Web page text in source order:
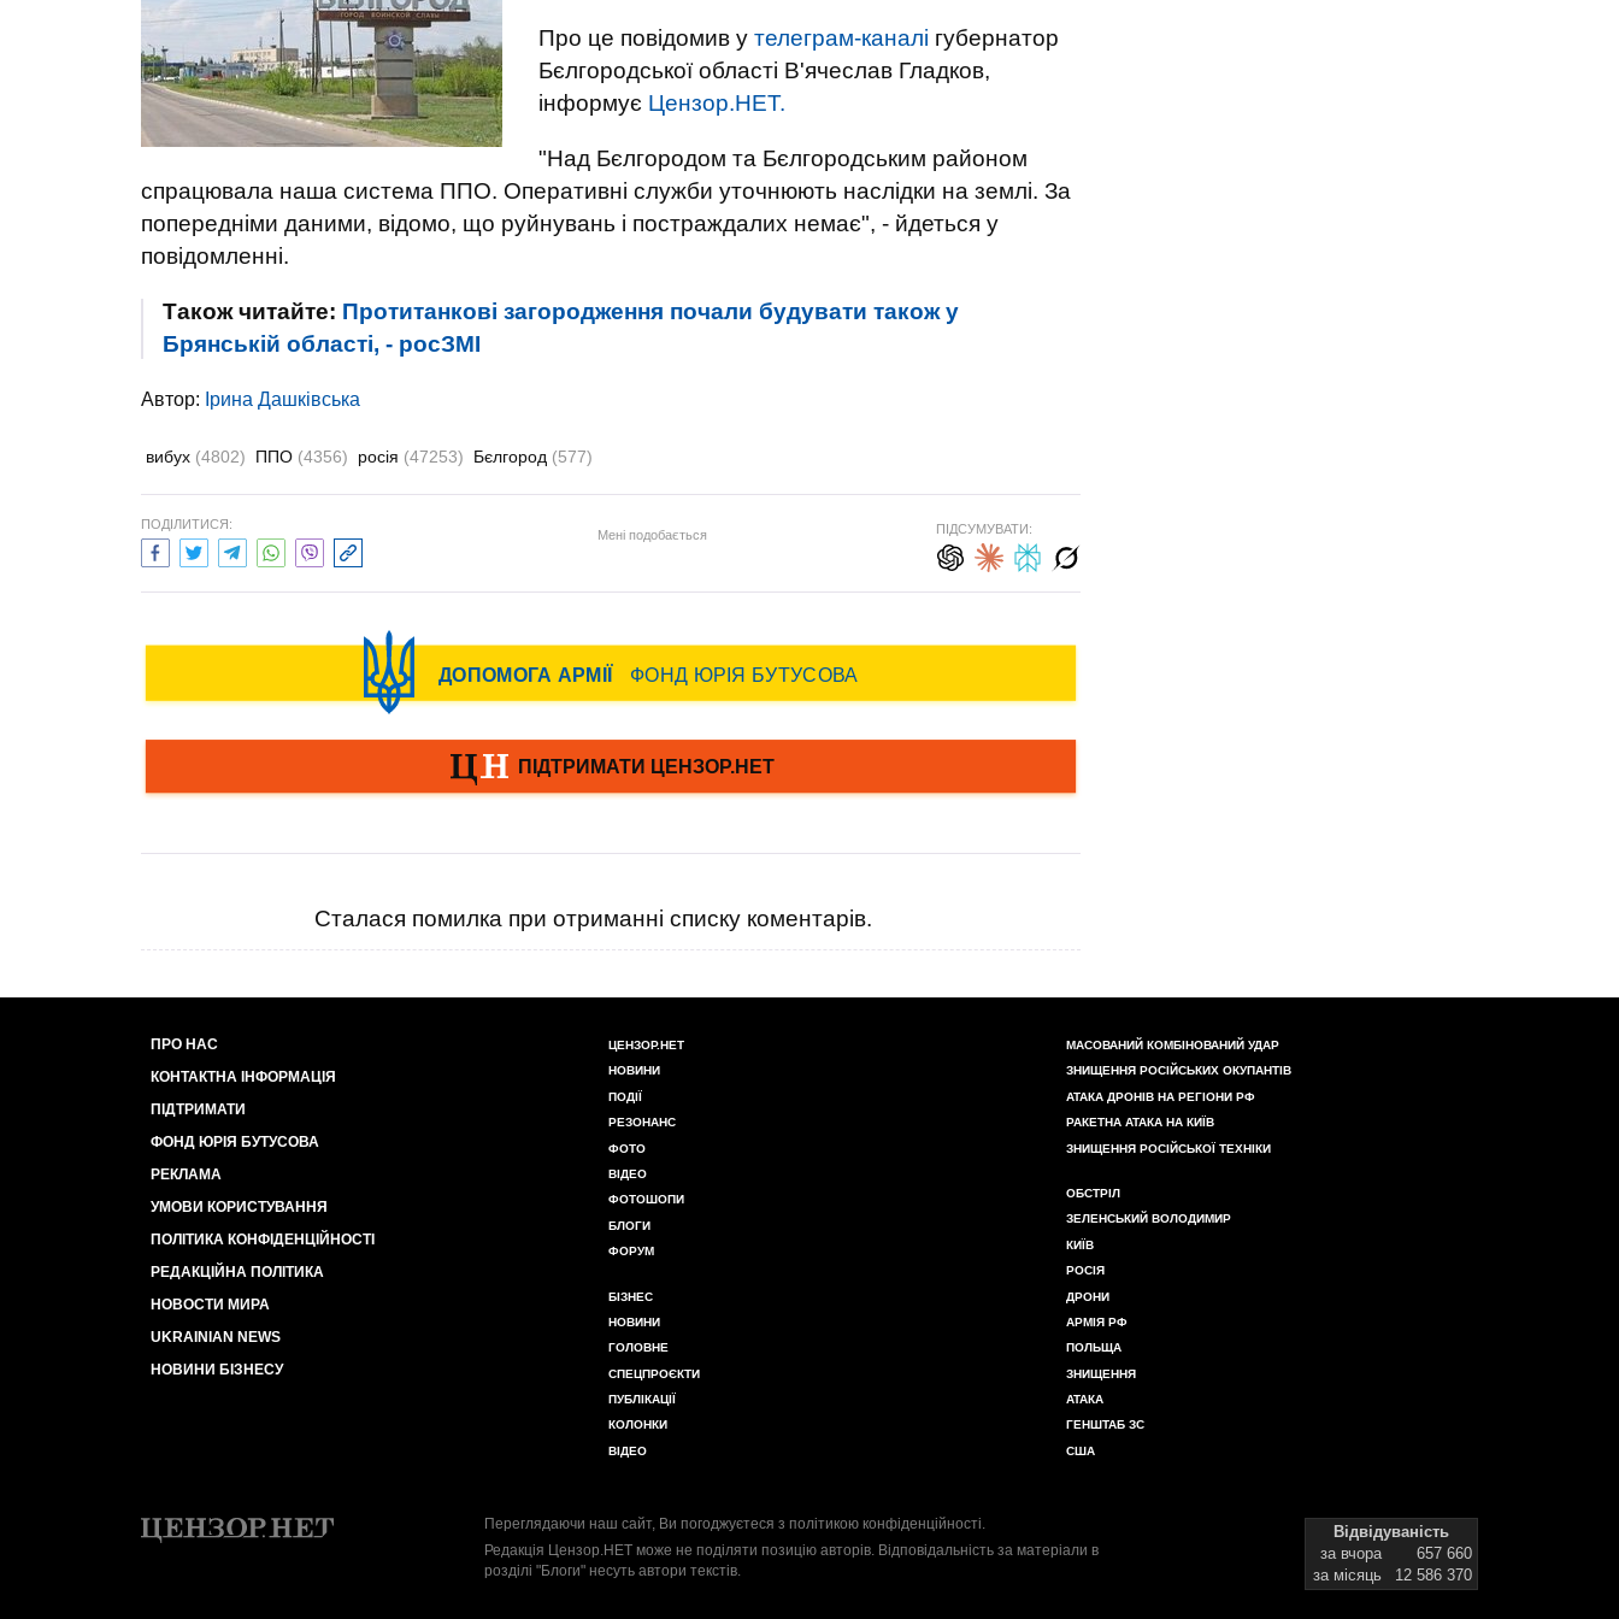
Про це повідомив у телеграм-каналі губернатор
Бєлгородської області В'ячеслав Гладков,
інформує Цензор.НЕТ.
"Над Бєлгородом та Бєлгородським районом
спрацювала наша система ППО. Оперативні служби уточнюють наслідки на землі. За
попередніми даними, відомо, що руйнувань і постраждалих немає", - йдеться у
повідомленні.
Також читайте: Протитанкові загородження почали будувати також у
Брянській області, - росЗМІ
Автор: Ірина Дашківська
вибух (4802) ППО (4356) росія (47253) Бєлгород (577)
ПОДІЛИТИСЯ:
Мені подобається ПІДСУМУВАТИ:
Сталася помилка при отриманні списку коментарів.
ПРО НАС
КОНТАКТНА ІНФОРМАЦІЯ
ПІДТРИМАТИ
ФОНД ЮРІЯ БУТУСОВА
РЕКЛАМА
УМОВИ КОРИСТУВАННЯ
ПОЛІТИКА КОНФІДЕНЦІЙНОСТІ
РЕДАКЦІЙНА ПОЛІТИКА
НОВОСТИ МИРА
UKRAINIAN NEWS
НОВИНИ БІЗНЕСУ
ЦЕНЗОР.НЕТ
НОВИНИ
ПОДІЇ
РЕЗОНАНС
ФОТО
ВІДЕО
ФОТОШОПИ
БЛОГИ
ФОРУМ
БІЗНЕС
НОВИНИ
ГОЛОВНЕ
СПЕЦПРОЄКТИ
ПУБЛІКАЦІЇ
КОЛОНКИ
ВІДЕО
МАСОВАНИЙ КОМБІНОВАНИЙ УДАР
ЗНИЩЕННЯ РОСІЙСЬКИХ ОКУПАНТІВ
АТАКА ДРОНІВ НА РЕГІОНИ РФ
РАКЕТНА АТАКА НА КИЇВ
ЗНИЩЕННЯ РОСІЙСЬКОЇ ТЕХНІКИ
ОБСТРІЛ
ЗЕЛЕНСЬКИЙ ВОЛОДИМИР
КИЇВ
РОСІЯ
ДРОНИ
АРМІЯ РФ
ПОЛЬЩА
ЗНИЩЕННЯ
АТАКА
ГЕНШТАБ ЗС
США
Переглядаючи наш сайт, Ви погоджуєтеся з політикою конфіденційності.
Редакція Цензор.НЕТ може не поділяти позицію авторів. Відповідальність за матеріали в
розділі "Блоги" несуть автори текстів.
Відвідуваність
за вчора
657 660
за місяць
12 586 370